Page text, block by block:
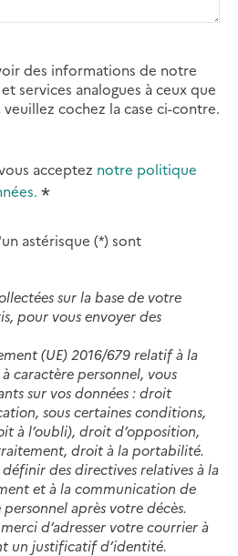
des informations de notre
services analogues à ceux que
cochez la case ci-contre.
acceptez notre politique
astérisque (*) sont
sur la base de votre
pour vous envoyer des
(UE) 2016/679 relatif à la
caractère personnel, vous
sur vos données : droit
sous certaines conditions,
à l’oubli), droit d’opposition,
droit à la portabilité.
des directives relatives à la
et à la communication de
après votre décès.
d’adresser votre courrier à
un justificatif d’identité.